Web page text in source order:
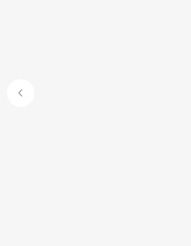
+7 (495) 782-78-74